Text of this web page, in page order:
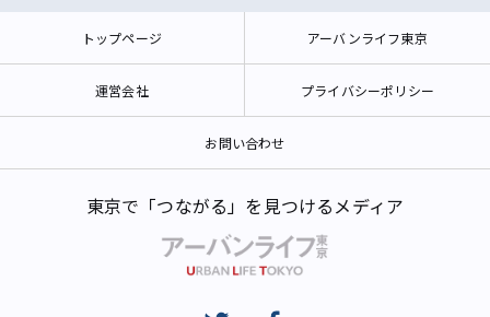
トップページ アーバンライフ東京
運営会社 プライバシーポリシー
お問い合わせ
東京で「つながる」を見つけるメディア